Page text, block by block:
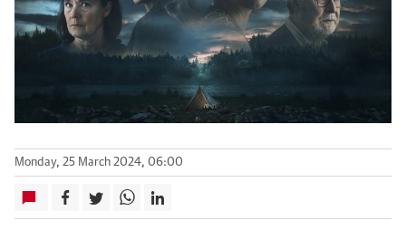
Monday, 25 March 2024, 06:00